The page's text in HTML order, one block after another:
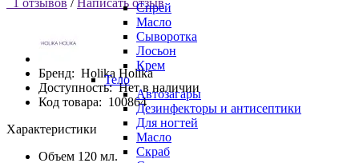
Спрей
Масло
Сыворотка
Лосьон
Крем
Тело
Автозагары
Дезинфекторы и антисептики
Для ногтей
Масло
Скраб
Бренд: Holika Holika
Доступность:Нет в наличии
Код товара: 100864
Характеристики
Объем 120 мл.